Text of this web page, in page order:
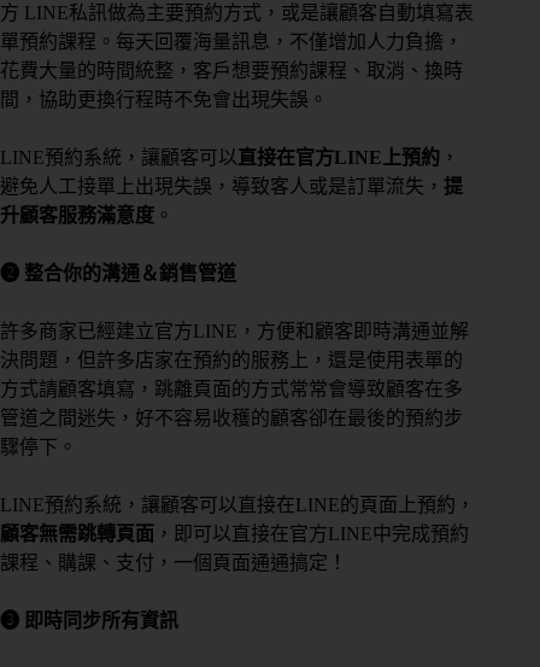
方 LINE私訊做為主要預約方式，或是讓顧客自動填寫表
單預約課程。每天回覆海量訊息，不僅增加人力負擔，
花費大量的時間統整，客戶想要預約課程、取消、換時
間，協助更換行程時不免會出現失誤。
LINE預約系統，讓顧客可以直接在官方LINE上預約 ，
避免人工接單上出現失誤，導致客人或是訂單流失， 提
升顧客服務滿意度 。
❷ 整合你的溝通＆銷售管道
許多商家已經建立官方LINE，方便和顧客即時溝通並解
決問題，但許多店家在預約的服務上，還是使用表單的
方式請顧客填寫，跳離頁面的方式常常會導致顧客在多
管道之間迷失，好不容易收穫的顧客卻在最後的預約步
驟停下。
LINE預約系統，讓顧客可以直接在LINE的頁面上預約，
顧客無需跳轉頁面 ，即可以直接在官方LINE中完成預約
課程、購課、支付，一個頁面通通搞定！
❸ 即時同步所有資訊